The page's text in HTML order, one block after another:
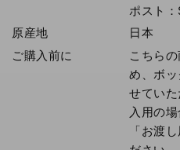
ポスト
原産地
日本
ご購入前に
こちら
め、ボ
せてい
入用の
「お渡